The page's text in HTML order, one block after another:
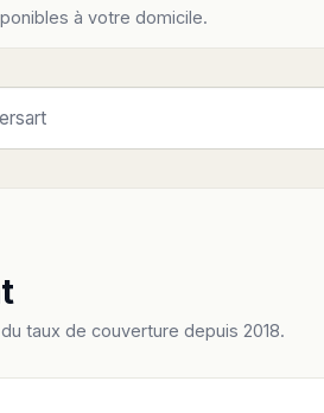
à votre domicile.
taux de couverture depuis 2018.